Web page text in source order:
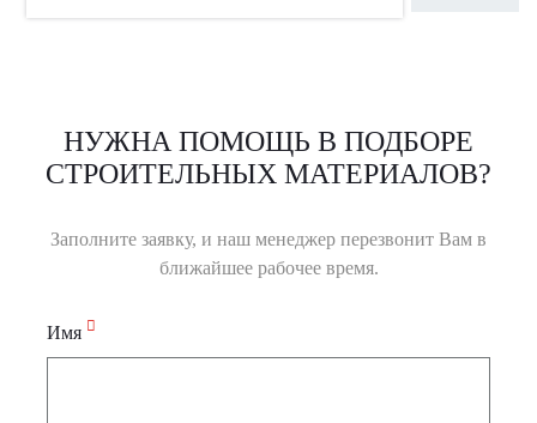
НУЖНА ПОМОЩЬ В ПОДБОРЕ
СТРОИТЕЛЬНЫХ МАТЕРИАЛОВ?
Заполните заявку, и наш менеджер перезвонит Вам в
ближайшее рабочее время.
Имя